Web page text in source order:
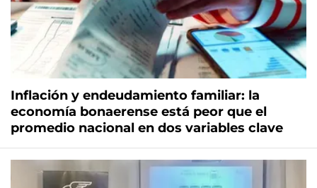
Inflación y endeudamiento familiar: la
economía bonaerense está peor que el
promedio nacional en dos variables clave